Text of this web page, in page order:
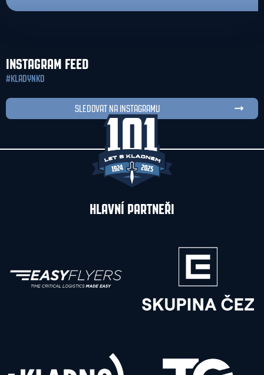
INSTAGRAM FEED
SLEDOVAT NA INSTAGRAMU
HLAVNÍ PARTNEŘI